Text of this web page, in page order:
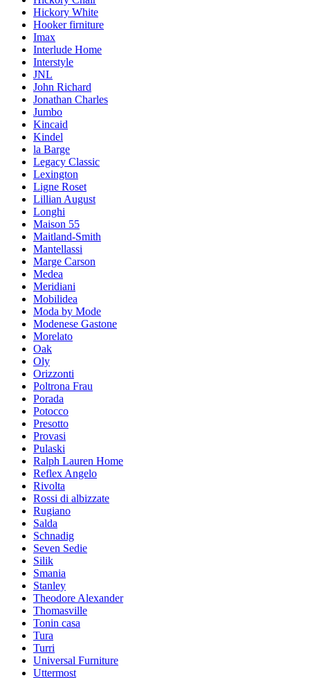
Hickory White
Hooker firniture
Imax
Interlude Home
Interstyle
JNL
John Richard
Jonathan Charles
Jumbo
Kincaid
Kindel
la Barge
Legacy Classic
Lexington
Ligne Roset
Lillian August
Longhi
Maison 55
Maitland-Smith
Mantellassi
Marge Carson
Medea
Meridiani
Mobilidea
Moda by Mode
Modenese Gastone
Morelato
Oak
Oly
Orizzonti
Poltrona Frau
Porada
Potocco
Presotto
Provasi
Pulaski
Ralph Lauren Home
Reflex Angelo
Rivolta
Rossi di albizzate
Rugiano
Salda
Schnadig
Seven Sedie
Silik
Smania
Stanley
Theodore Alexander
Thomasville
Tonin casa
Tura
Turri
Universal Furniture
Uttermost